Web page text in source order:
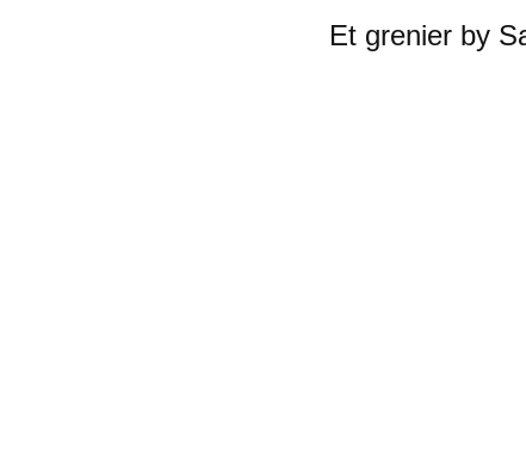
Et grenier by